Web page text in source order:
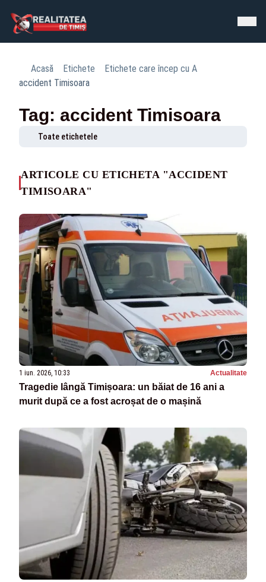
Acasă Etichete
Etichete care încep cu A
accident Timisoara
Tag: accident Timisoara
Toate etichetele
ARTICOLE CU ETICHETA "ACCIDENT
TIMISOARA"
1 iun. 2026, 10:33 Actualitate
Tragedie lângă Timișoara: un băiat de 16 ani a
murit după ce a fost acroșat de o mașină